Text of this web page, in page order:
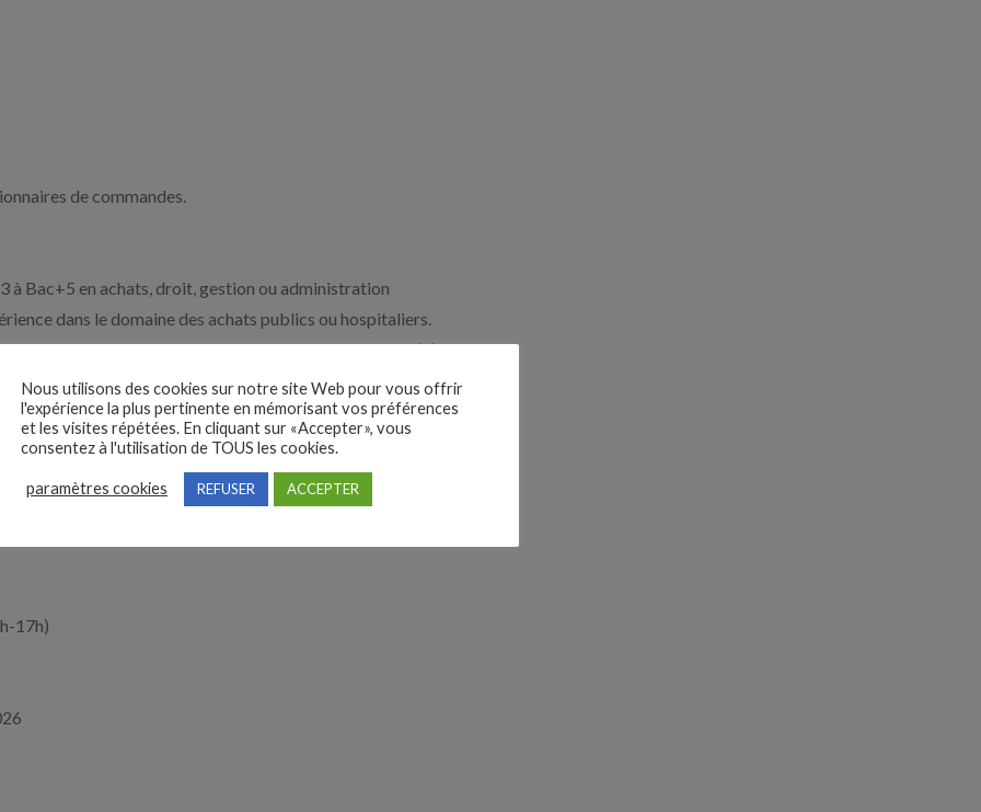
de commandes.
à Bac+5 en achats, droit, gestion ou administration
dans le domaine des achats publics ou hospitaliers.
ainsi que le Code de la commande publique. Doté(e)
vous êtes en mesure d’accompagner les services dans
et votre aptitude à conduire le changement
et appréciez le travail en équipe ainsi que la
17h)
Nous utilisons des cookies sur notre site Web pour vous offrir
l'expérience la plus pertinente en mémorisant vos préférences
et les visites répétées. En cliquant sur «Accepter», vous
consentez à l'utilisation de TOUS les cookies.
paramètres cookies REFUSER ACCEPTER